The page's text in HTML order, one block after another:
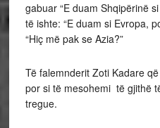
gabuar “E duam Shqipërinë
të ishte: “E duam si Evropa,
“Hiç më pak se Azia?”
Të falemnderit Zoti Kadare
por si të mesohemi të gjithë
tregue.